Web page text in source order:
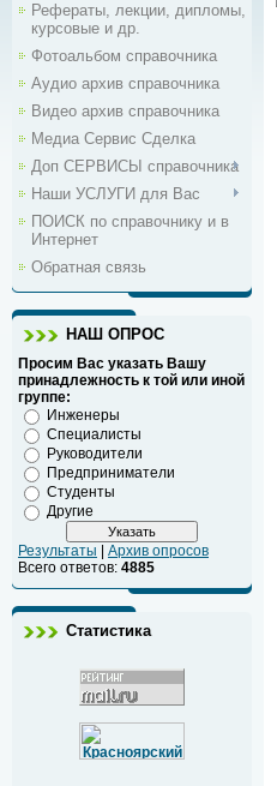
Рефераты, лекции, дипломы,
курсовые и др.
Фотоальбом справочника
Аудио архив справочника
Видео архив справочника
Медиа Сервис Сделка
Доп СЕРВИСЫ справочника
Наши УСЛУГИ для Вас
ПОИСК по справочнику и в
Интернет
Обратная связь
НАШ ОПРОС
Просим Вас указать Вашу
принадлежность к той или иной
группе:
Инженеры
Специалисты
Руководители
Предприниматели
Студенты
Другие
Результаты
Архив опросов
Всего ответов: 4885
Статистика